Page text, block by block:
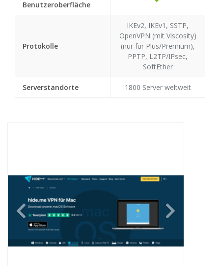
Benutzeroberfläche
Protokolle
IKEv2, IKEv1, SSTP,
OpenVPN (mit Viscosity)
(nur für Plus/Premium),
PPTP, L2TP/IPsec,
SoftEther
Serverstandorte 1800 Server weltweit
Previous Next